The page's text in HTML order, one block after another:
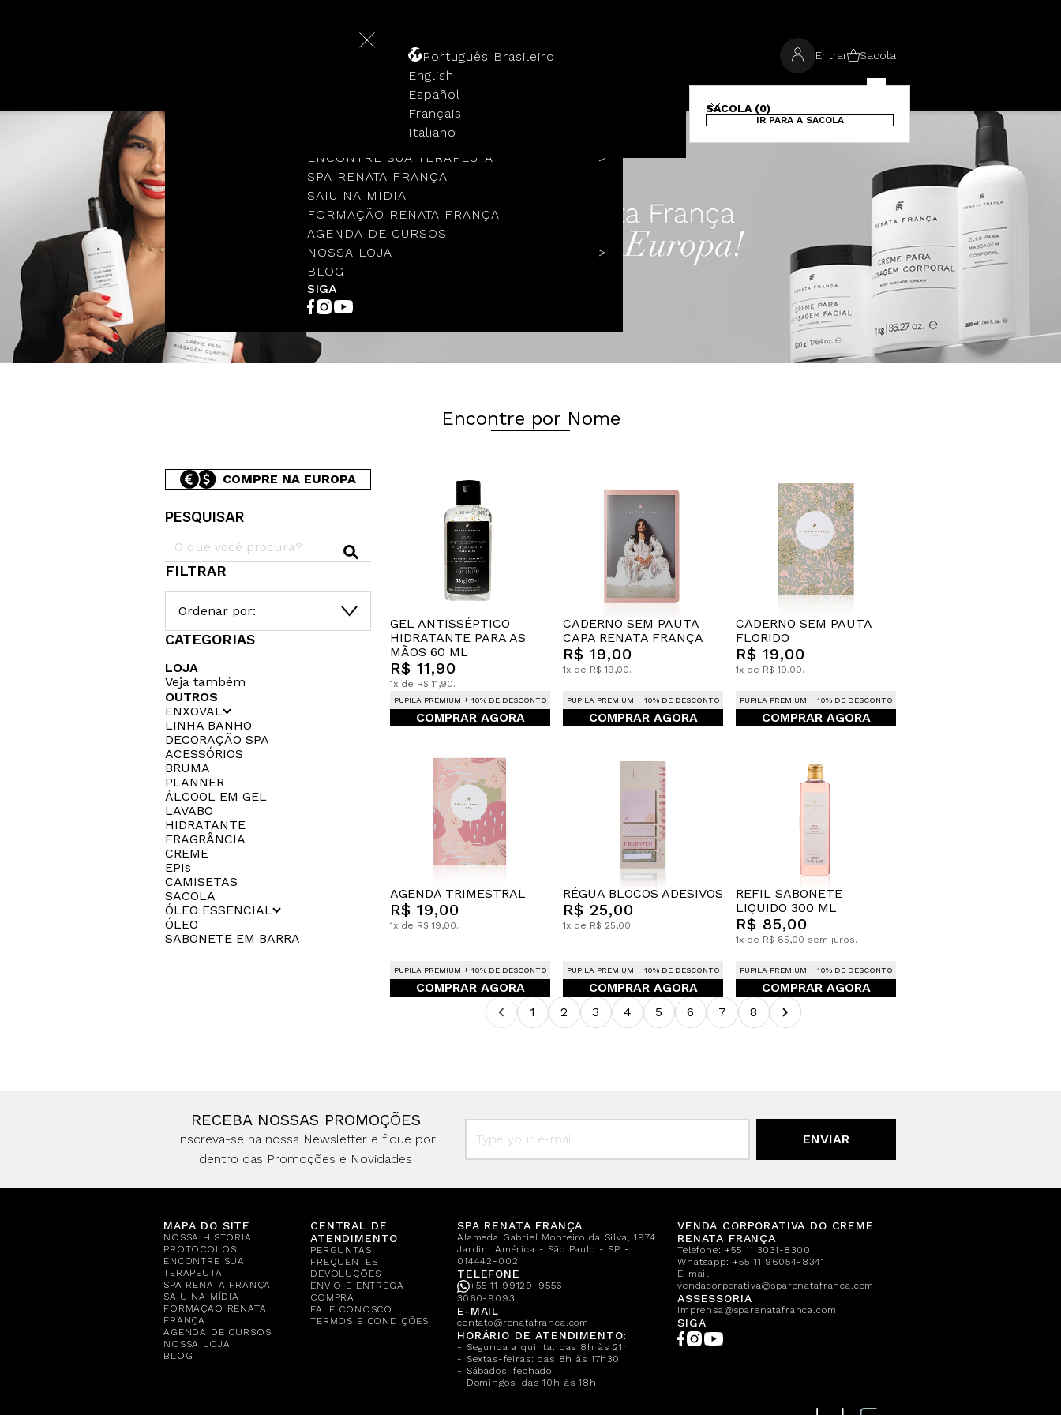
NOSSA HISTÓRIA
ENCONTRE SUA TERAPEUTA
SPA RENATA FRANÇA
SAIU NA MÍDIA
FORMAÇÃO RENATA FRANÇA
AGENDA DE CURSOS
NOSSA LOJA
BLOG
SIGA
Português Brasileiro
English
Español
Français
Italiano
Entrar Sacola
SACOLA (0)
IR PARA A SACOLA
Encontre por Nome
COMPRE NA EUROPA
PESQUISAR
FILTRAR
Ordenar por:
CATEGORIAS
LOJA
Veja também
OUTROS
ENXOVAL
LINHA BANHO
DECORAÇÃO SPA
ACESSÓRIOS
BRUMA
PLANNER
ÁLCOOL EM GEL
LAVABO
HIDRATANTE
FRAGRÂNCIA
CREME
EPIs
CAMISETAS
SACOLA
ÓLEO ESSENCIAL
ÓLEO
SABONETE EM BARRA
GEL ANTISSÉPTICO
HIDRATANTE PARA AS
MÃOS 60 ML
R$ 11,90
1x de R$ 11,90.
PUPILA PREMIUM + 10% DE DESCONTO
COMPRAR AGORA
CADERNO SEM PAUTA
CAPA RENATA FRANÇA
R$ 19,00
1x de R$ 19,00.
PUPILA PREMIUM + 10% DE DESCONTO
COMPRAR AGORA
CADERNO SEM PAUTA
FLORIDO
R$ 19,00
1x de R$ 19,00.
PUPILA PREMIUM + 10% DE DESCONTO
COMPRAR AGORA
AGENDA TRIMESTRAL
R$ 19,00
1x de R$ 19,00.
PUPILA PREMIUM + 10% DE DESCONTO
COMPRAR AGORA
RÉGUA BLOCOS ADESIVOS
R$ 25,00
1x de R$ 25,00.
PUPILA PREMIUM + 10% DE DESCONTO
COMPRAR AGORA
REFIL SABONETE
LIQUIDO 300 ML
R$ 85,00
1x de R$ 85,00 sem juros.
PUPILA PREMIUM + 10% DE DESCONTO
COMPRAR AGORA
1
2 3 4 5 6 7 8
RECEBA NOSSAS PROMOÇÕES
Inscreva-se na nossa Newsletter e fique por
dentro das Promoções e Novidades
ENVIAR
MAPA DO SITE
NOSSA HISTÓRIA
PROTOCOLOS
ENCONTRE SUA
TERAPEUTA
SPA RENATA FRANÇA
SAIU NA MÍDIA
FORMAÇÃO RENATA
FRANÇA
AGENDA DE CURSOS
NOSSA LOJA
BLOG
CENTRAL DE
ATENDIMENTO
PERGUNTAS
FREQUENTES
DEVOLUÇÕES
ENVIO E ENTREGA
COMPRA
FALE CONOSCO
TERMOS E CONDIÇÕES
SPA RENATA FRANÇA
Alameda Gabriel Monteiro da Silva, 1974
Jardim América - São Paulo - SP -
014442-002
TELEFONE
+55 11 99129-9556
3060-9093
E-MAIL
contato@renatafranca.com
HORÁRIO DE ATENDIMENTO:
- Segunda a quinta: das 8h às 21h
- Sextas-feiras: das 8h às 17h30
- Sábados: fechado
- Domingos: das 10h às 18h
VENDA CORPORATIVA DO CREME
RENATA FRANÇA
Telefone:+55 11 3031-8300
Whatsapp:+55 11 96054-8341
E-mail:
vendacorporativa@sparenatafranca.com
ASSESSORIA
imprensa@sparenatafranca.com
SIGA